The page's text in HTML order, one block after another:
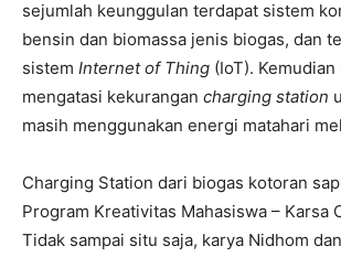
sejumlah keunggulan terdapat sistem
bensin dan biomassa jenis biogas, dan
sistem Internet of Thing (IoT). Kemudian
mengatasi kekurangan charging station
masih menggunakan energi matahari
Charging Station dari biogas kotoran
Program Kreativitas Mahasiswa – Karsa
Tidak sampai situ saja, karya Nidhom